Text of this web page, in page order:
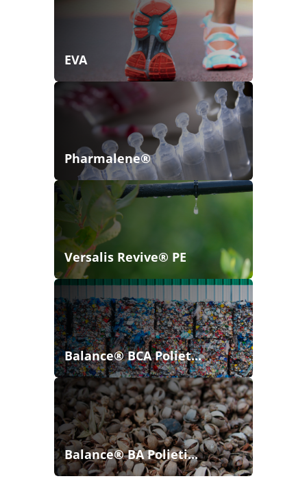
EVA
Pharmalene®
Versalis Revive® PE
Balance® BCA Poliet...
Balance® BA Polieti...